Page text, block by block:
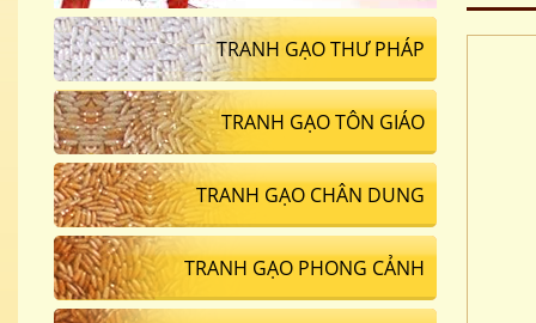
TRANH GẠO THƯ PHÁP
TRANH GẠO TÔN GIÁO
TRANH GẠO CHÂN DUNG
TRANH GẠO PHONG CẢNH